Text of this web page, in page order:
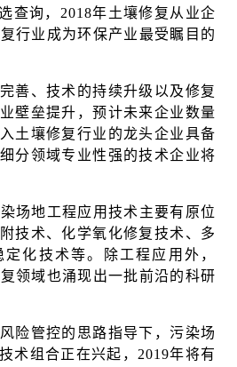
查询，2018年土壤修复从业企
行业成为环保产业最受瞩目的
善、技术的持续升级以及修复
壁垒提升，预计未来企业数量
土壤修复行业的龙头企业具备
分领域专业性强的技术企业将
场地工程应用技术主要有原位
技术、化学氧化修复技术、多
化技术等。除工程应用外，
领域也涌现出一批前沿的科研
险管控的思路指导下，污染场
术组合正在兴起，2019年将有